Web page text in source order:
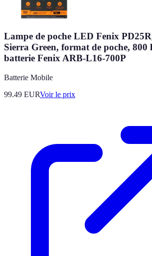
Lampe de poche LED Fenix
Sierra Green, format de poche, 800
batterie Fenix ARB-L16-700P
Batterie Mobile
99.49 EURVoir le prix